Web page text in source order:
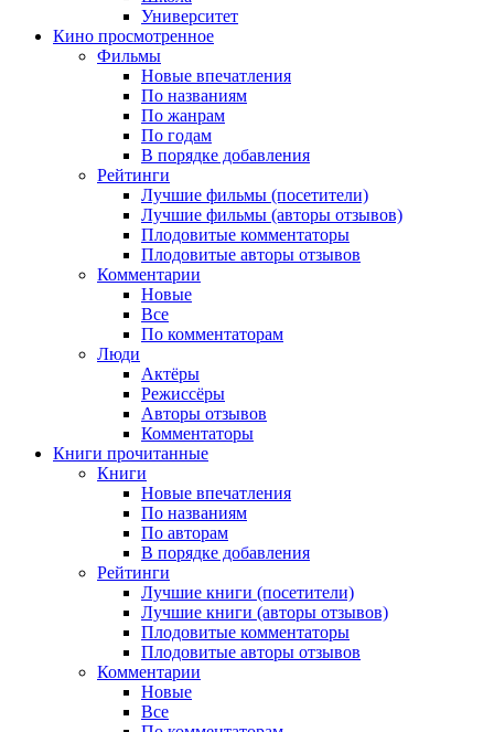
Университет
Кино просмотренное
Фильмы
Новые впечатления
По названиям
По жанрам
По годам
В порядке добавления
Рейтинги
Лучшие фильмы (посетители)
Лучшие фильмы (авторы отзывов)
Плодовитые комментаторы
Плодовитые авторы отзывов
Комментарии
Новые
Все
По комментаторам
Люди
Актёры
Режиссёры
Авторы отзывов
Комментаторы
Книги прочитанные
Книги
Новые впечатления
По названиям
По авторам
В порядке добавления
Рейтинги
Лучшие книги (посетители)
Лучшие книги (авторы отзывов)
Плодовитые комментаторы
Плодовитые авторы отзывов
Комментарии
Новые
Все